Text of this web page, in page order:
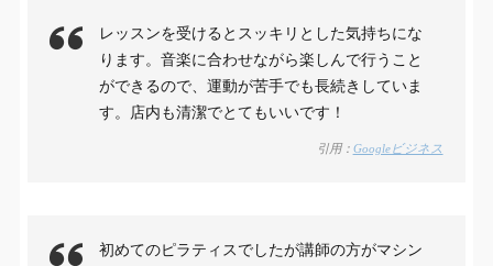
レッスンを受けるとスッキリとした気持ちにな
ります。音楽に合わせながら楽しんで行うこと
ができるので、運動が苦手でも長続きしていま
す。店内も清潔でとてもいいです！
引用： Googleビジネス
初めてのピラティスでしたが講師の方がマシン